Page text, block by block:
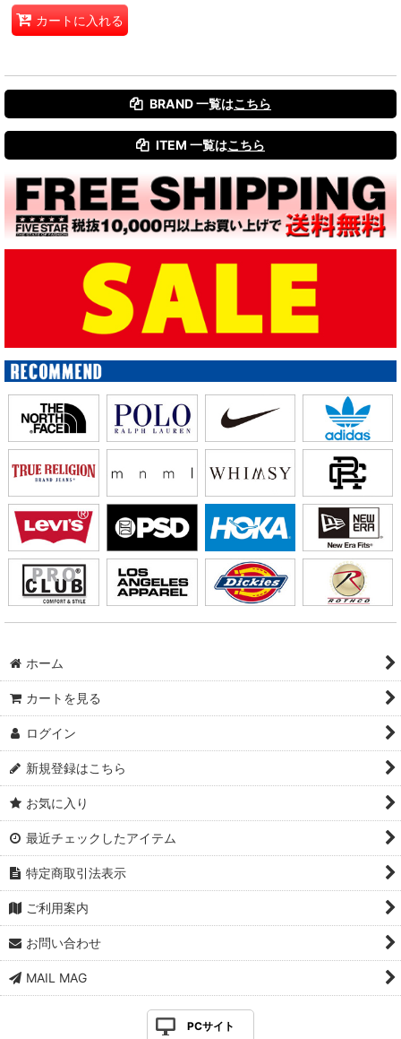
カートに入れる
BRAND 一覧はこちら
ITEM 一覧はこちら
ホーム
カートを見る
ログイン
新規登録はこちら
お気に入り
最近チェックしたアイテム
特定商取引法表示
ご利用案内
お問い合わせ
MAIL MAG
PCサイト